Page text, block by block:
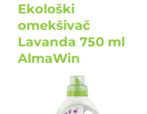
Ekološki
omekšivač
Lavanda 750 ml
AlmaWin